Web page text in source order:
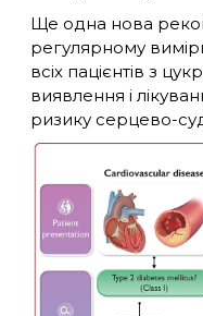
Ще одна нова
регулярному
всіх пацієнтів з
виявлення і
ризику серцево-